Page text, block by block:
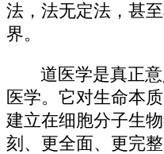
法，法无定法，甚
界。
道医学是真正
医学。它对生命本
建立在细胞分子生
刻、更全面、更完